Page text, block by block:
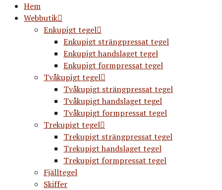
Hem
Webbutik
Enkupigt tegel
Enkupigt strängpressat tegel
Enkupigt handslaget tegel
Enkupigt formpressat tegel
Tvåkupigt tegel
Tvåkupigt strängpressat tegel
Tvåkupigt handslaget tegel
Tvåkupigt formpressat tegel
Trekupigt tegel
Trekupigt strängpressat tegel
Trekupigt handslaget tegel
Trekupigt formpressat tegel
Fjälltegel
Skiffer